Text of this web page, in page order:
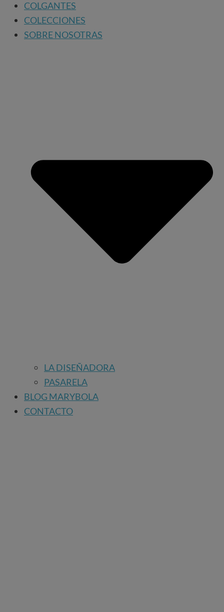
COLGANTES
COLECCIONES
SOBRE NOSOTRAS
LA DISEÑADORA
PASARELA
BLOG MARYBOLA
CONTACTO